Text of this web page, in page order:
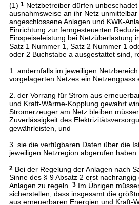
(1) 1Netzbetreiber dürfen unbeschadet
ausnahmsweise an ihr Netz
angeschlossene Anlagen und KWK-
Einrichtung zur ferngesteuerten
Einspeiseleistung bei Netzüberlastung
Satz 1 Nummer 1, Satz 2 Nummer 1
oder 2 Buchstabe a ausgestattet sind,
1. andernfalls im jeweiligen
vorgelagerten Netzes ein Netzengpass
2. der Vorrang für Strom aus
und Kraft-Wärme-Kopplung gewahrt
Stromerzeuger am Netz bleiben
Zuverlässigkeit des
gewährleisten, und
3. sie die verfügbaren Daten über die
jeweiligen Netzregion abgerufen haben.
2Bei der Regelung der Anlagen nach
Sinne des § 9 Absatz 2 erst
Anlagen zu regeln.
3Im Übrigen
sicherstellen, dass insgesamt die
aus erneuerbaren Energien und Kraft-